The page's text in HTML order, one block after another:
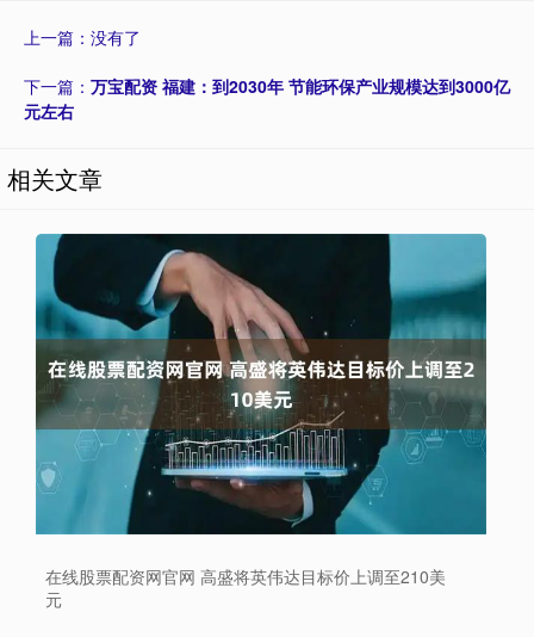
上一篇：没有了
下一篇： 万宝配资 福建：到2030年 节能环保产业规模达到3000亿
元左右
相关文章
在线股票配资网官网 高盛将英伟达目标价上调至210美
元